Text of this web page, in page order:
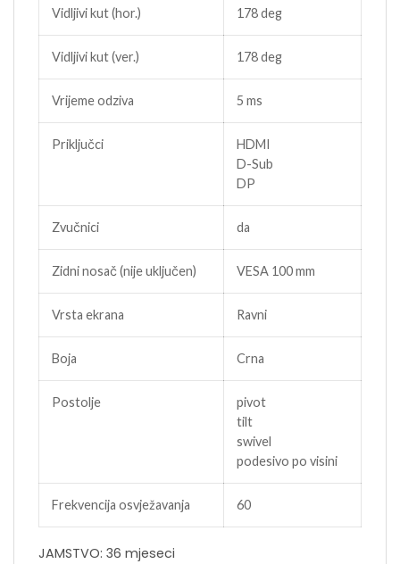
Vidljivi kut (hor.) 178 deg
Vidljivi kut (ver.) 178 deg
Vrijeme odziva 5 ms
Priključci
HDMI
D-Sub
DP
Zvučnici da
Zidni nosač (nije uključen) VESA 100 mm
Vrsta ekrana Ravni
Boja Crna
Postolje
pivot
tilt
swivel
podesivo po visini
Frekvencija osvježavanja 60
JAMSTVO: 36 mjeseci